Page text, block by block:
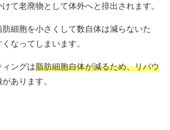
て老廃物として体外へと排出されます。
細胞を小さくして数自体は減らないた
なってしまいます。
ングは脂肪細胞自体が減るため、リバウ
あります。